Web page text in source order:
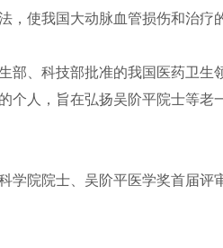
使我国大动脉血管损伤和治疗
部、科技部批准的我国医药卫
个人，旨在弘扬吴阶平院士等
院院士、吴阶平医学奖首届评